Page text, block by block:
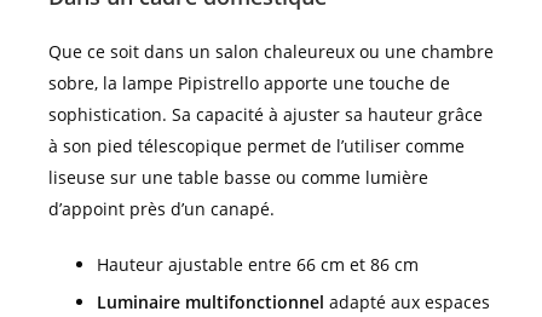
Que ce soit dans un salon chaleureux ou une chambre
sobre, la lampe Pipistrello apporte une touche de
sophistication. Sa capacité à ajuster sa hauteur grâce
à son pied télescopique permet de l’utiliser comme
liseuse sur une table basse ou comme lumière
d’appoint près d’un canapé.
Hauteur ajustable entre 66 cm et 86 cm
Luminaire multifonctionnel adapté aux espaces